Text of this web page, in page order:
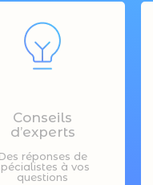
Conseils
d’experts
Des réponses de
à vos
questions